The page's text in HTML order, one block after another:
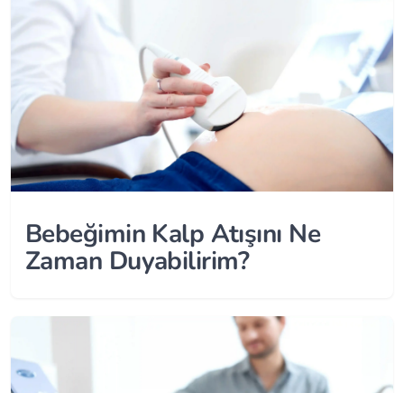
Bebeğimin Kalp Atışını Ne
Zaman Duyabilirim?